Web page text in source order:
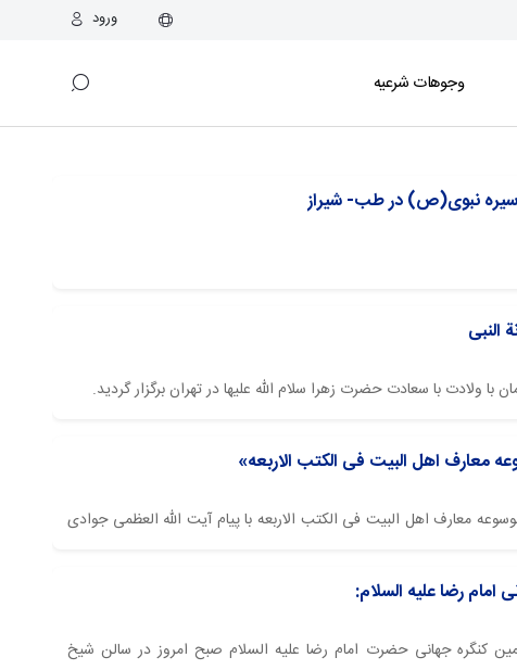
ورود
وجوهات شرعیه
سیره نبوی(ص) در طب- شیراز
ولادت با سعادت حضرت زهرا سلام الله علیها در تهران برگزار گردید.
معارف اهل البیت فی الکتب الاربعه»
معارف اهل البیت فی الکتب الاربعه با پیام آیت الله العظمی جوادی
امام رضا علیه السلام:
کنگره جهانی حضرت امام رضا علیه السلام صبح امروز در سالن شیخ